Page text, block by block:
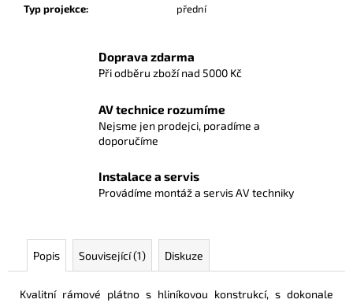
Typ projekce: přední
Doprava zdarma
Při odběru zboží nad 5000 Kč
AV technice rozumíme
Nejsme jen prodejci, poradíme a
doporučíme
Instalace a servis
Provádíme montáž a servis AV techniky
Popis Související (1) Diskuze
Kvalitní rámové plátno s hliníkovou konstrukcí, s dokonale